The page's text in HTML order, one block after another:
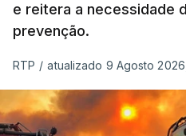
e reitera a necessidade
prevenção.
RTP / atualizado 9 Agosto 2026,